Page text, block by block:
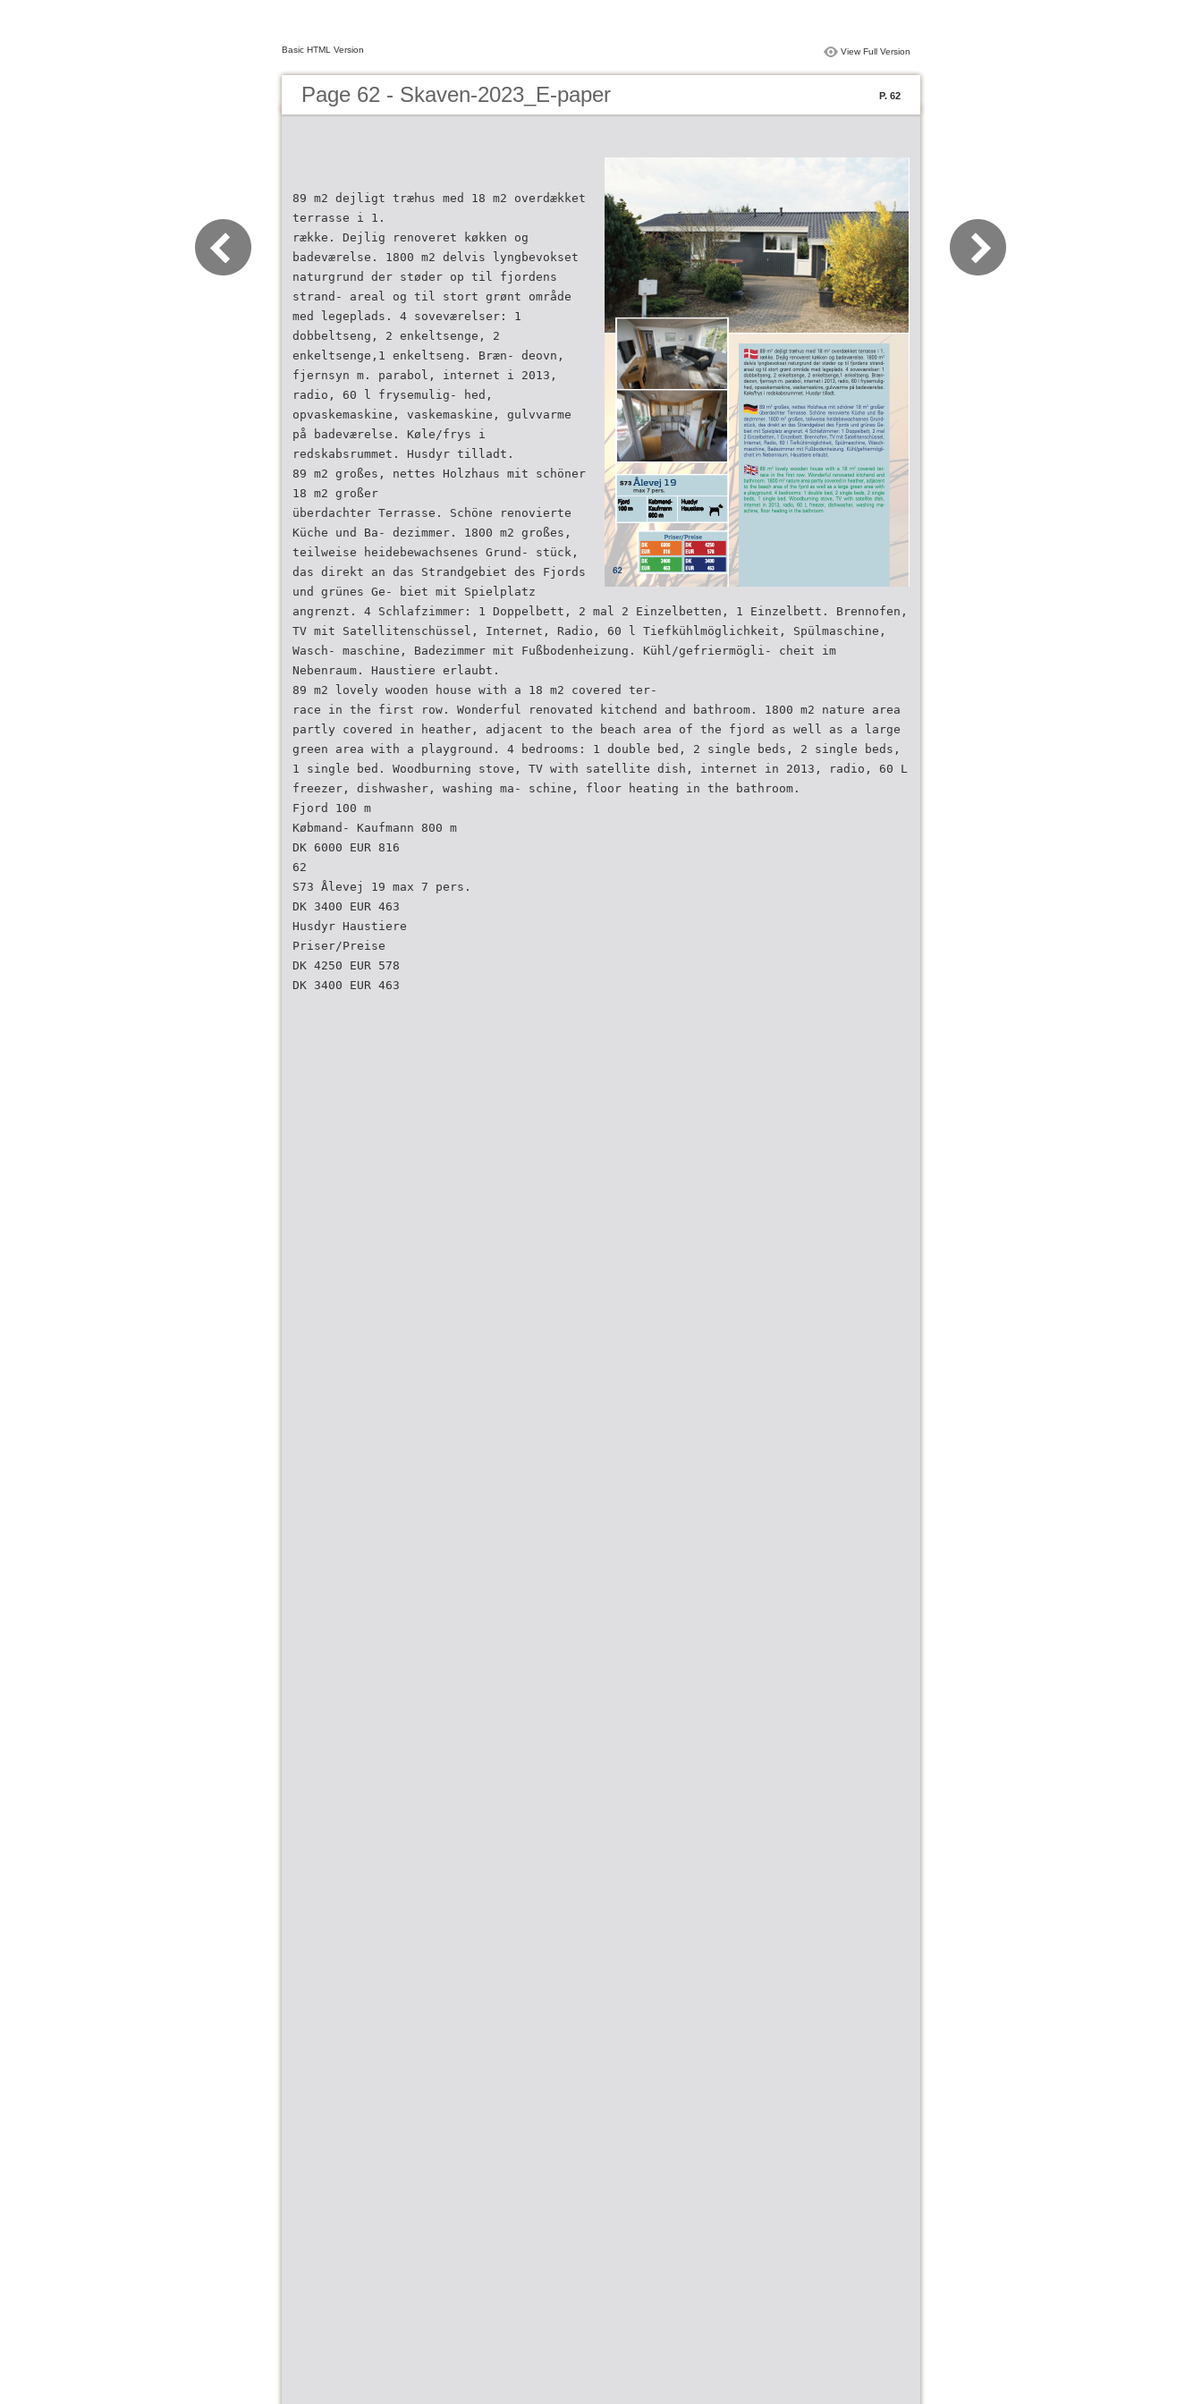
Basic HTML Version View Full Version
Page 62 - Skaven-2023_E-paper P. 62
89 m2 dejligt træhus med 18 m2 overdækket
terrasse i 1.
række. Dejlig renoveret køkken og
badeværelse. 1800 m2 delvis lyngbevokset
naturgrund der støder op til fjordens
strand- areal og til stort grønt område
med legeplads. 4 soveværelser: 1
dobbeltseng, 2 enkeltsenge, 2
enkeltsenge,1 enkeltseng. Bræn- deovn,
fjernsyn m. parabol, internet i 2013,
radio, 60 l frysemulig- hed,
opvaskemaskine, vaskemaskine, gulvvarme
på badeværelse. Køle/frys i
redskabsrummet. Husdyr tilladt.
89 m2 großes, nettes Holzhaus mit schöner
18 m2 großer
überdachter Terrasse. Schöne renovierte
Küche und Ba- dezimmer. 1800 m2 großes,
teilweise heidebewachsenes Grund- stück,
das direkt an das Strandgebiet des Fjords
und grünes Ge- biet mit Spielplatz
angrenzt. 4 Schlafzimmer: 1 Doppelbett, 2 mal 2 Einzelbetten, 1 Einzelbett. Brennofen,
TV mit Satellitenschüssel, Internet, Radio, 60 l Tiefkühlmöglichkeit, Spülmaschine,
Wasch- maschine, Badezimmer mit Fußbodenheizung. Kühl/gefriermögli- cheit im
Nebenraum. Haustiere erlaubt.
89 m2 lovely wooden house with a 18 m2 covered ter-
race in the first row. Wonderful renovated kitchend and bathroom. 1800 m2 nature area
partly covered in heather, adjacent to the beach area of the fjord as well as a large
green area with a playground. 4 bedrooms: 1 double bed, 2 single beds, 2 single beds,
1 single bed. Woodburning stove, TV with satellite dish, internet in 2013, radio, 60 L
freezer, dishwasher, washing ma- schine, floor heating in the bathroom.
Fjord 100 m
Købmand- Kaufmann 800 m
DK 6000 EUR 816
62
S73 Ålevej 19 max 7 pers.
DK 3400 EUR 463
Husdyr Haustiere
Priser/Preise
DK 4250 EUR 578
DK 3400 EUR 463